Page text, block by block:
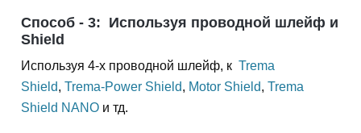
Способ - 3: Используя проводной шлейф и
Shield
Используя 4-х проводной шлейф, к Trema
Shield, Trema-Power Shield, Motor Shield, Trema
Shield NANO и тд.